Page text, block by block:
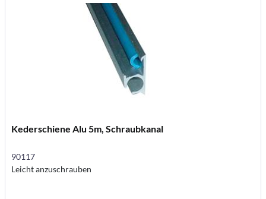
Kederschiene Alu 5m, Schraubkanal
90117
Leicht anzuschrauben